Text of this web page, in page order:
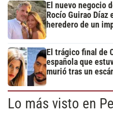
El nuevo negocio
Rocío Guirao
heredero de un
El trágico final de
española que
murió tras un
Lo más visto en